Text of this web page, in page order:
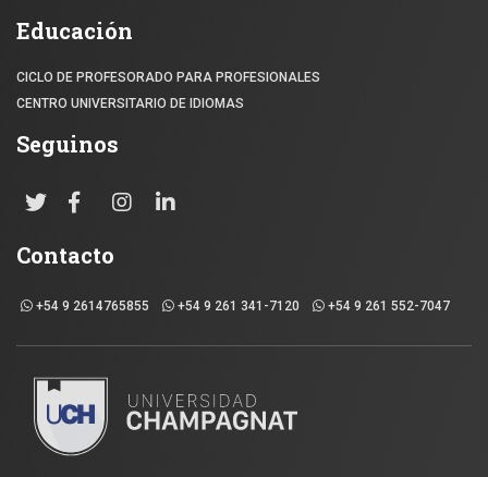
Educación
CICLO DE PROFESORADO PARA PROFESIONALES
CENTRO UNIVERSITARIO DE IDIOMAS
Seguinos
Contacto
+54 9 2614765855 +54 9 261 341-7120 +54 9 261 552-7047